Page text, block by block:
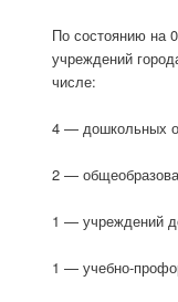
По состоянию на
учреждений
числе:
4 — дошкольных
2 —
1 — учреждений
1 — учебно-